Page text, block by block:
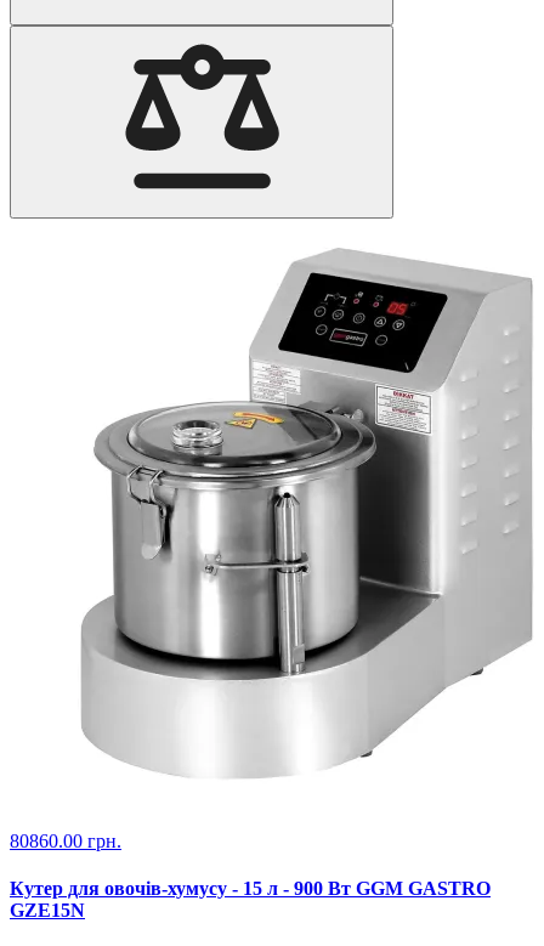
80860.00 грн.
Кутер для овочів-хумусу - 15 л - 900 Вт GGM GASTRO
GZE15N